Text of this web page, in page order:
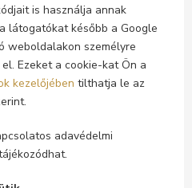
is használja annak
látogatókat később a Google
weboldalakon személyre
Ezeket a cookie-kat Ön a
kezelőjében tilthatja le az
adavédelmi